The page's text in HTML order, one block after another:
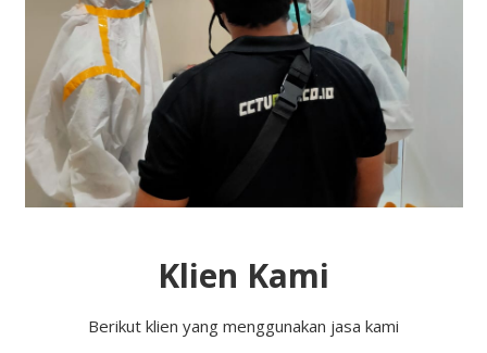
Klien Kami
Berikut klien yang menggunakan jasa kami